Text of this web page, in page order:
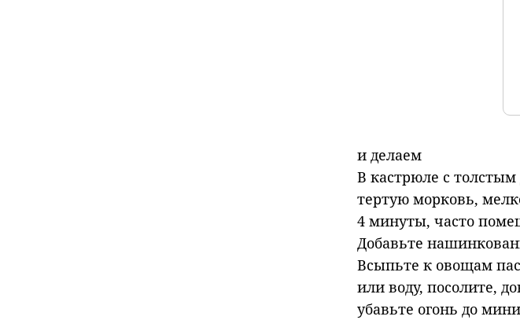
и делаем
В кастрюле с толстым
тертую морковь,
4 минуты, часто
Добавьте
Всыпьте к овощам
или воду, посолите,
убавьте огонь до